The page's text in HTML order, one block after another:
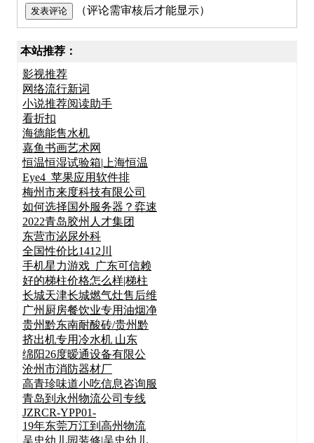
（评论需审核后才能显示）
本站推荐：
影视推荐
网络流行新词
小说推荐阅读助手
看折扣
海德能售水机
嘉鱼书画艺术网
恒温恒湿试验箱|上海恒温
Eye4_苹果应用软件排
梅州市来度科技有限公司
如何选择国外服务器？弈速
2022青岛胶州人才集团
东营市泌尿外科
全国性价比1412川
手机星力游戏_广东可信赖
好的梯柱价格怎么样|梯柱
长城天津长城燃气灶售后维
广州厨房餐饮业专用油烟净
贵州黔东南耐酸砖/贵州黔
挤出机专用冷水机 山东
绵阳26度暧通设备有限公
沧州市消防器材厂
高青珍味道小吃信息咨询服
青岛到永州物流公司专线
JZRCR-YPP01-
19年东莞万江到高州物流
吴忠幼儿园装修|吴忠幼儿